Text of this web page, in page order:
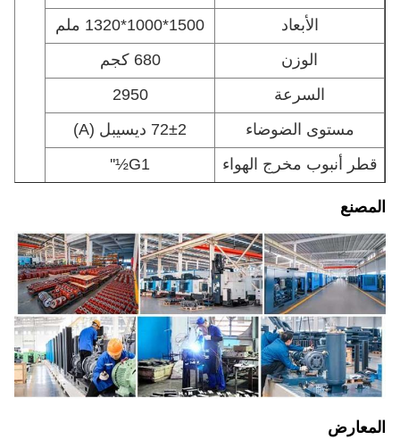
الأبعاد
1500*1000*1320 ملم
الوزن
680 كجم
السرعة
2950
مستوى الضوضاء
72±2 ديسيبل (A)
قطر أنبوب مخرج الهواء
G1½''
المصنع
المعارض